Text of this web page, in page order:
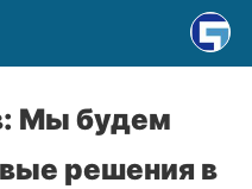
Мы будем
решения в